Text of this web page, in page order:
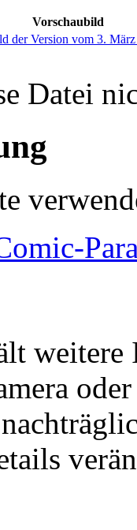
Vorschaubild
Datei